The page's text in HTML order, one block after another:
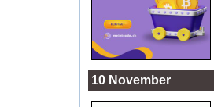
10 November